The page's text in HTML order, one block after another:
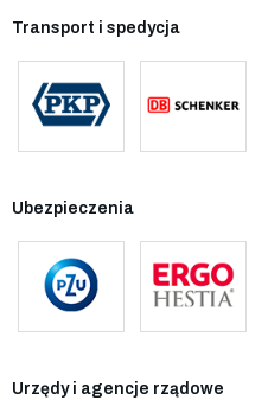
Transport i spedycja
Ubezpieczenia
Urzędy i agencje rządowe